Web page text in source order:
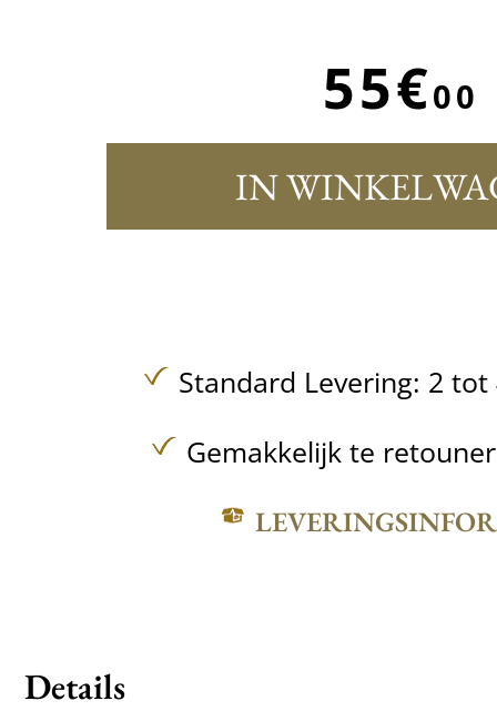
55€00
IN
Standard Levering: 2
Gemakkelijk te
Details